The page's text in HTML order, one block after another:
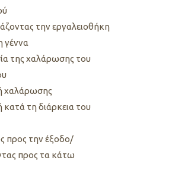
την εργαλειοθήκη
γέννα
της χαλάρωσης του
χαλάρωσης
τη διάρκεια του
προς την έξοδο/
προς τα κάτω